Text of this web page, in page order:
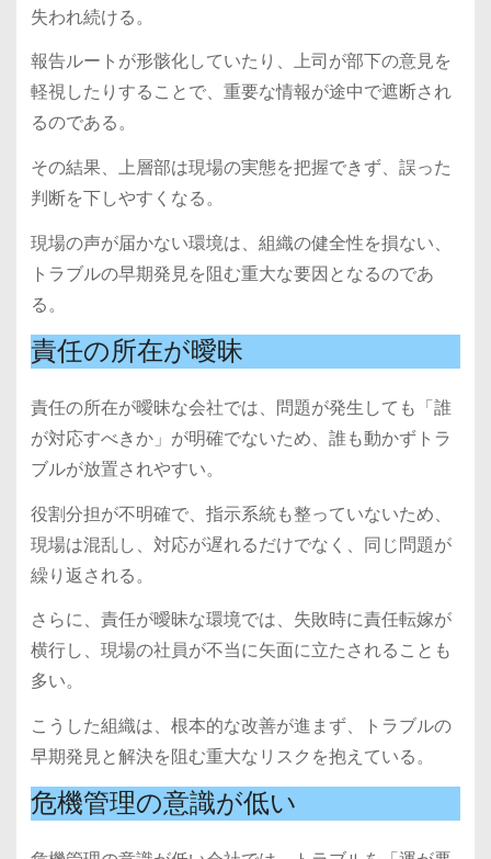
失われ続ける。
報告ルートが形骸化していたり、上司が部下の意見を
軽視したりすることで、重要な情報が途中で遮断され
るのである。
その結果、上層部は現場の実態を把握できず、誤った
判断を下しやすくなる。
現場の声が届かない環境は、組織の健全性を損ない、
トラブルの早期発見を阻む重大な要因となるのであ
る。
責任の所在が曖昧
責任の所在が曖昧な会社では、問題が発生しても「誰
が対応すべきか」が明確でないため、誰も動かずトラ
ブルが放置されやすい。
役割分担が不明確で、指示系統も整っていないため、
現場は混乱し、対応が遅れるだけでなく、同じ問題が
繰り返される。
さらに、責任が曖昧な環境では、失敗時に責任転嫁が
横行し、現場の社員が不当に矢面に立たされることも
多い。
こうした組織は、根本的な改善が進まず、トラブルの
早期発見と解決を阻む重大なリスクを抱えている。
危機管理の意識が低い